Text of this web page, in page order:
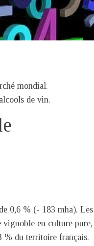
mondial.
de vin.
0,6 % (- 183 mha).
en culture pure,
% du territoire français.